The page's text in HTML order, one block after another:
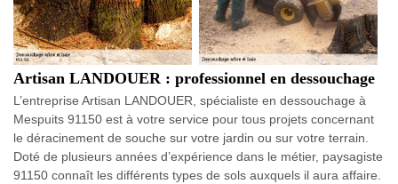
Artisan LANDOUER : professionnel en dessouchage
L’entreprise Artisan LANDOUER, spécialiste en dessouchage à
Mespuits 91150 est à votre service pour tous projets concernant
le déracinement de souche sur votre jardin ou sur votre terrain.
Doté de plusieurs années d’expérience dans le métier, paysagiste
91150 connaît les différents types de sols auxquels il aura affaire.